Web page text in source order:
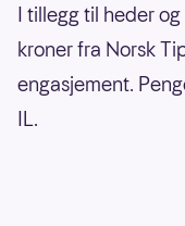
I tillegg til heder
kroner fra Norsk
engasjement.
IL.